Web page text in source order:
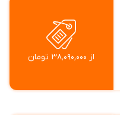
از ۳۸٬۰۹۰٬۰۰۰ تومان